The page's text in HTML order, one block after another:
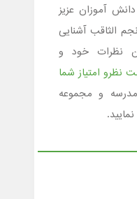
آموزان عزیز
الثاقب آشنایی
نظرات خود و
نظرو امتیاز شما
و مجموعه